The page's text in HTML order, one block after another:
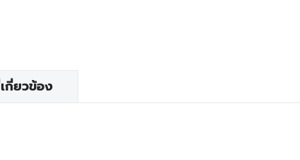
กี่ยวข้อง